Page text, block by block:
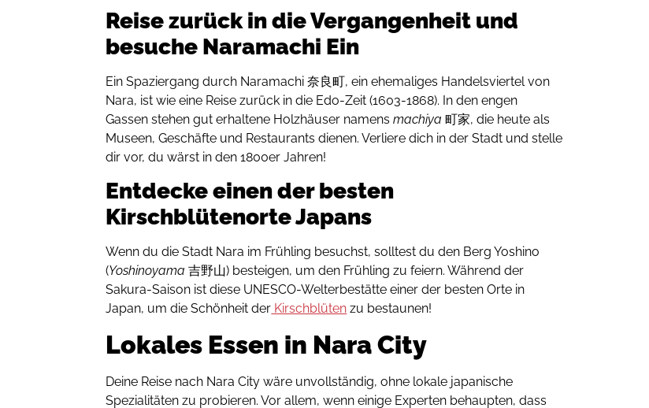
Reise zurück in die Vergangenheit und
besuche Naramachi Ein
Ein Spaziergang durch Naramachi 奈良町, ein ehemaliges Handelsviertel von
Nara, ist wie eine Reise zurück in die Edo-Zeit (1603-1868). In den engen
Gassen stehen gut erhaltene Holzhäuser namensmachiya 町家, die heute als
Museen, Geschäfte und Restaurants dienen. Verliere dich in der Stadt und stelle
dir vor, du wärst in den 1800er Jahren!
Entdecke einen der besten
Kirschblütenorte Japans
Wenn du die Stadt Nara im Frühling besuchst, solltest du den Berg Yoshino
(Yoshinoyama 吉野山) besteigen, um den Frühling zu feiern. Während der
Sakura-Saison ist diese UNESCO-Welterbestätte einer der besten Orte in
Japan, um die Schönheit der Kirschblüten zu bestaunen!
Lokales Essen in Nara City
Deine Reise nach Nara City wäre unvollständig, ohne lokale japanische
Spezialitäten zu probieren. Vor allem, wenn einige Experten behaupten, dass